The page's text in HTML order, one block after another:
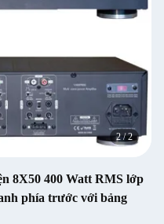
2/2
8X50 400 Watt RMS lớp
phía trước với bảng